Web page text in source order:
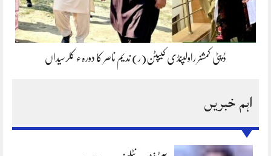
ڈپٹی کمشنر راولپنڈی کیپٹن(ر) ندیم ناصر کا دورہء کلرسیداں
اہم خبریں